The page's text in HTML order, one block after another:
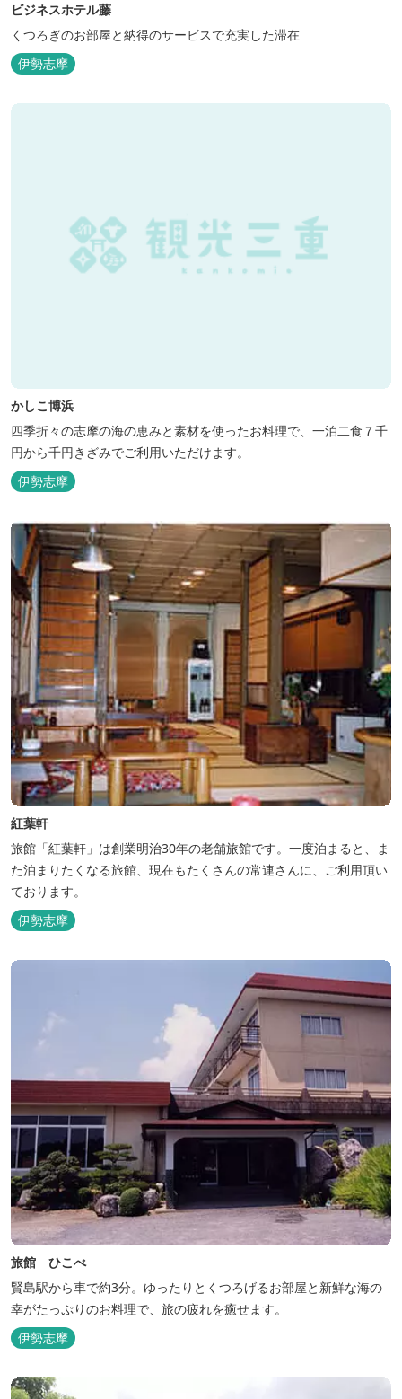
ビジネスホテル藤
くつろぎのお部屋と納得のサービスで充実した滞在
伊勢志摩
かしこ博浜
四季折々の志摩の海の恵みと素材を使ったお料理で、一泊二食７千
円から千円きざみでご利用いただけます。
伊勢志摩
紅葉軒
旅館「紅葉軒」は創業明治30年の老舗旅館です。一度泊まると、ま
た泊まりたくなる旅館、現在もたくさんの常連さんに、ご利用頂い
ております。
伊勢志摩
旅館 ひこべ
賢島駅から車で約3分。ゆったりとくつろげるお部屋と新鮮な海の
幸がたっぷりのお料理で、旅の疲れを癒せます。
伊勢志摩